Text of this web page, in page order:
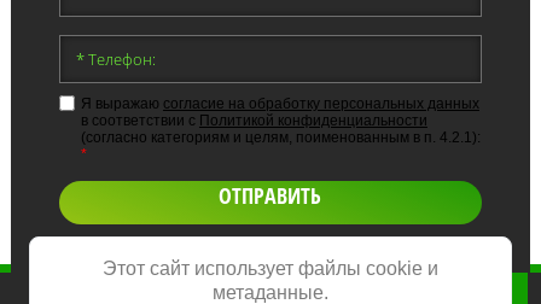
Я выражаю согласие на обработку персональных данных
в соответствии с Политикой конфиденциальности
(согласно категориям и целям, поименованным в п. 4.2.1):
*
ОТПРАВИТЬ
Этот сайт использует файлы cookie и
метаданные.